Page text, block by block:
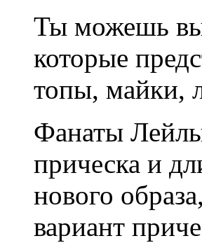
Ты можешь
которые
топы, майки,
Фанаты
прическа и
нового
вариант